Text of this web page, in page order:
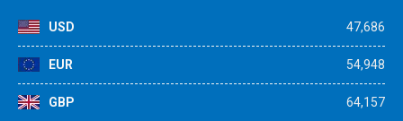
USD 47,686
EUR 54,948
GBP 64,157